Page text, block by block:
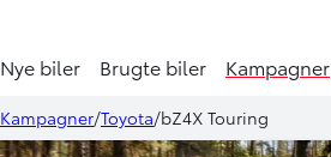
Nye biler Brugte biler Kampagner
Kampagner Toyota bZ4X Touring